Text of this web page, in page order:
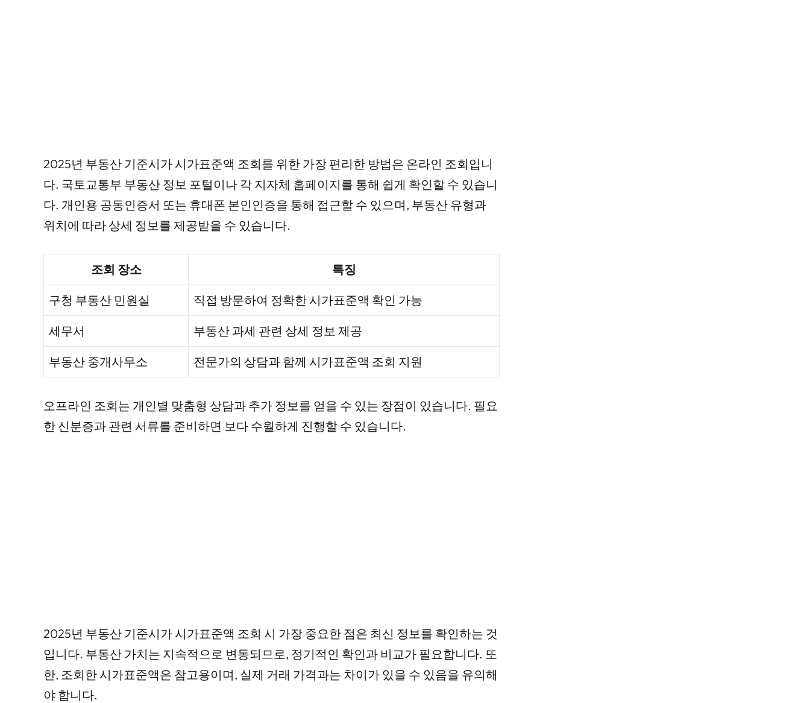
2025년 부동산 기준시가 시가표준액 조회를 위한 가장 편리한 방법은 온라인 조회입니
다. 국토교통부 부동산 정보 포털이나 각 지자체 홈페이지를 통해 쉽게 확인할 수 있습니
다. 개인용 공동인증서 또는 휴대폰 본인인증을 통해 접근할 수 있으며, 부동산 유형과
위치에 따라 상세 정보를 제공받을 수 있습니다.
조회 장소 특징
구청 부동산 민원실 직접 방문하여 정확한 시가표준액 확인 가능
세무서 부동산 과세 관련 상세 정보 제공
부동산 중개사무소 전문가의 상담과 함께 시가표준액 조회 지원
오프라인 조회는 개인별 맞춤형 상담과 추가 정보를 얻을 수 있는 장점이 있습니다. 필요
한 신분증과 관련 서류를 준비하면 보다 수월하게 진행할 수 있습니다.
2025년 부동산 기준시가 시가표준액 조회 시 가장 중요한 점은 최신 정보를 확인하는 것
입니다. 부동산 가치는 지속적으로 변동되므로, 정기적인 확인과 비교가 필요합니다. 또
한, 조회한 시가표준액은 참고용이며, 실제 거래 가격과는 차이가 있을 수 있음을 유의해
야 합니다.